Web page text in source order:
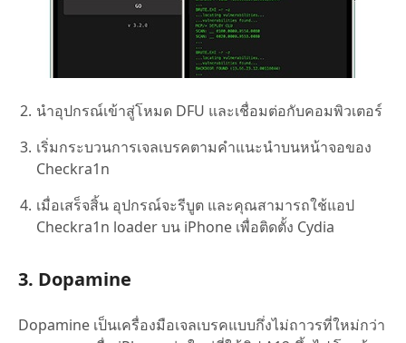
นำอุปกรณ์เข้าสู่โหมด DFU และเชื่อมต่อกับคอมพิวเตอร์
เริ่มกระบวนการเจลเบรคตามคำแนะนำบนหน้าจอของ
Checkra1n
เมื่อเสร็จสิ้น อุปกรณ์จะรีบูต และคุณสามารถใช้แอป
Checkra1n loader บน iPhone เพื่อติดตั้ง Cydia
3. Dopamine
Dopamine เป็นเครื่องมือเจลเบรคแบบกึ่งไม่ถาวรที่ใหม่กว่า